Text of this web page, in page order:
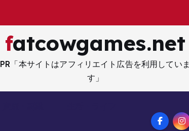
fatcowgames.net
PR「本サイトはアフィリエイト広告を利用していま
す」